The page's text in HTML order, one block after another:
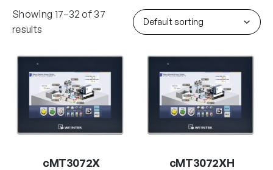
Showing 17–32 of 37
results
cMT3072X cMT3072XH